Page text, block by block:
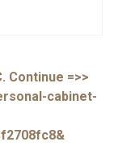
Continue =>>
cabinet-